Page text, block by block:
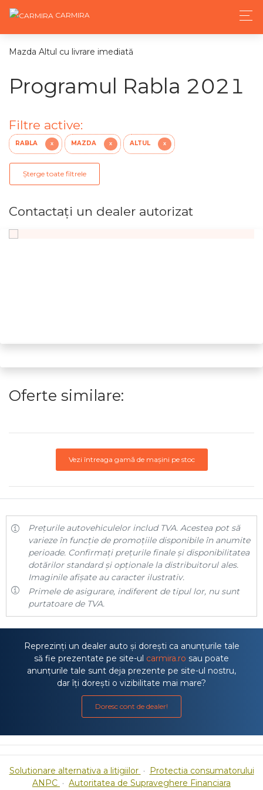
CARMIRA
Mazda Altul cu livrare imediată
Programul Rabla 2021
Filtre active:
RABLA X MAZDA X ALTUL X
Șterge toate filtrele
Contactaţi un dealer autorizat
Oferte similare:
Vezi întreaga gamă de mașini pe stoc
Prețurile autovehiculelor includ TVA. Acestea pot să
varieze în funcție de promoțiile disponibile în anumite
perioade. Confirmați prețurile finale și disponibilitatea
dotărilor standard și opționale la distribuitorul ales.
Imaginile afișate au caracter ilustrativ.
Primele de asigurare, indiferent de tipul lor, nu sunt
purtatoare de TVA.
Reprezinți un dealer auto și dorești ca anunțurile tale
să fie prezentate pe site-ul carmira.ro sau poate
anunțurile tale sunt deja prezente pe site-ul nostru,
dar îți dorești o vizibilitate mai mare?
Doresc cont de dealer!
Solutionare alternativa a litigiilor · Protectia consumatorului
ANPC · Autoritatea de Supraveghere Financiara